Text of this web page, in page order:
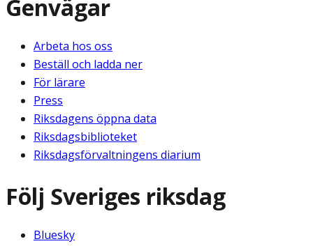
Genvägar
Arbeta hos oss
Beställ och ladda ner
För lärare
Press
Riksdagens öppna data
Riksdagsbiblioteket
Riksdagsförvaltningens diarium
Följ Sveriges riksdag
Bluesky